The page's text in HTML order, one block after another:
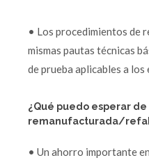
• Los procedimientos de
mismas pautas técnicas
de prueba aplicables a
¿Qué puedo esperar
remanufacturada/
• Un ahorro importante